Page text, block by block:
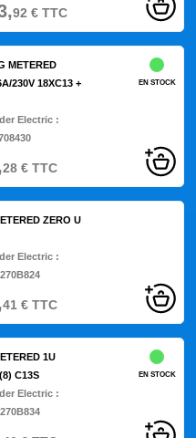
92 €TTC
METERED
230V 18XC13 +
Electric :
EN STOCK
28€TTC
ZERO U
Electric :
41 €TTC
1U
C13S
Electric :
EN STOCK